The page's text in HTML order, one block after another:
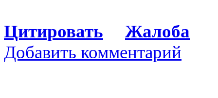
Цитировать
Жалоба
Добавить комментарий